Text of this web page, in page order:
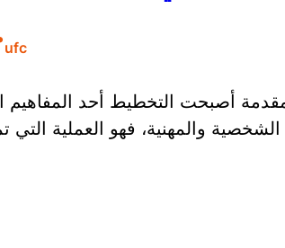
ufc
أصبحت التخطيط أحد المفاهيم